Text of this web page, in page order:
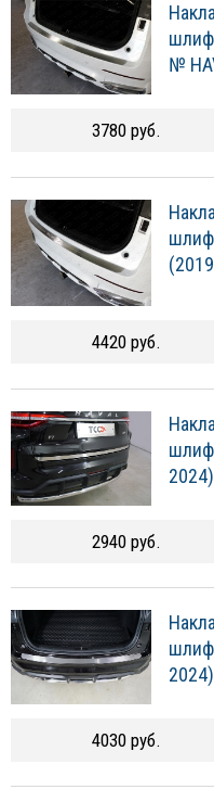
№
3780 руб.
4420 руб.
2940 руб.
4030 руб.